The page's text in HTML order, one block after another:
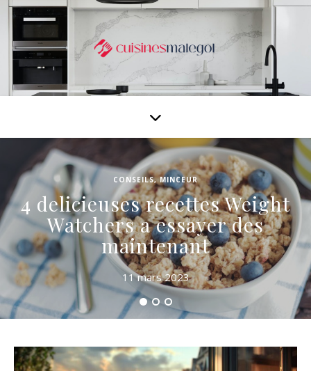
CONSEILS,MINCEUR
4 delicieuses recettes Weight
Watchers a essayer des
maintenant
11 mars 2023